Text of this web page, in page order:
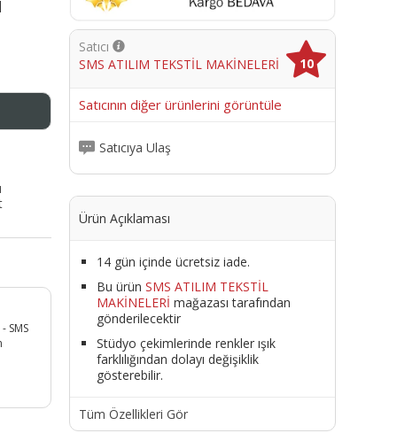
SMS
Satıcı
SMS ATILIM TEKSTİL MAKİNELERİ
10
Satıcının diğer ürünlerini görüntüle
Satıcıya Ulaş
Ürün Açıklaması
14 gün içinde ücretsiz iade.
Bu ürün SMS ATILIM TEKSTİL
MAKİNELERİ mağazası tarafından
gönderilecektir
Stüdyo çekimlerinde renkler ışık
farklılığından dolayı değişiklik
gösterebilir.
Tüm Özellikleri Gör